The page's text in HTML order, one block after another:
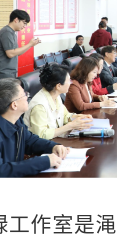
工作室是